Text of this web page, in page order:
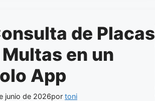
de Placas
en un
App
junio de 2026por toni